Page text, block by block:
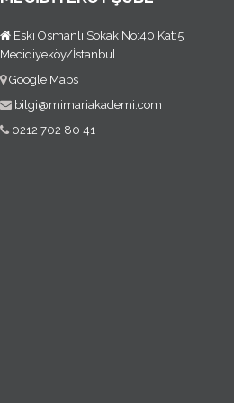
Eski Osmanlı Sokak No:40 Kat:5
Mecidiyeköy/İstanbul
Google Maps
bilgi@mimariakademi.com
0212 702 80 41